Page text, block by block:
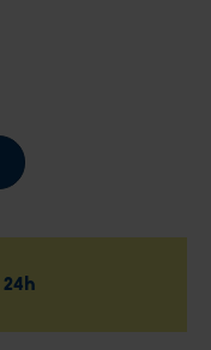
24h